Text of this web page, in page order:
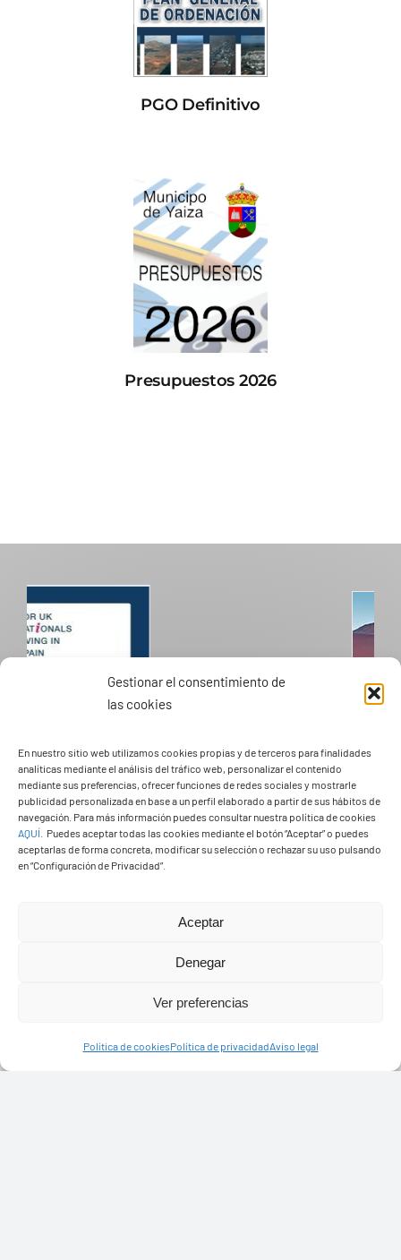
Gestionar el consentimiento de
las cookies
En nuestro sitio web utilizamos cookies propias y de terceros para finalidades
analíticas mediante el análisis del tráfico web, personalizar el contenido
mediante sus preferencias, ofrecer funciones de redes sociales y mostrarle
publicidad personalizada en base a un perfil elaborado a partir de sus hábitos de
navegación. Para más información puedes consultar nuestra política de cookies
AQUÍ
Puedes aceptar todas las cookies mediante el botón “Aceptar” o puedes
aceptarlas de forma concreta, modificar su selección o rechazar su uso pulsando
en “Configuración de Privacidad”.
Aceptar
Denegar
Ver preferencias
Política de cookiesPolítica de privacidadAviso legal
PGO Definitivo
Presupuestos 2026
PASEOS EN CAMELLO